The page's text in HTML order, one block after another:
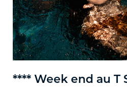
**** Week end au T